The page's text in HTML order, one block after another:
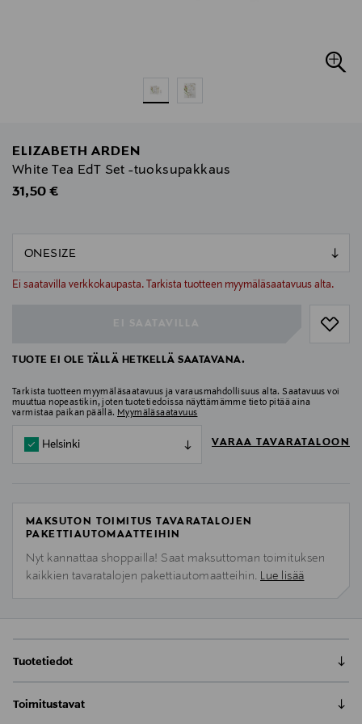
ELIZABETH ARDEN
White Tea EdT Set -tuoksupakkaus
Original Price
31,50 €
Ei saatavilla verkkokaupasta. Tarkista tuotteen myymäläsaatavuus alta.
null
TUOTE EI OLE TÄLLÄ HETKELLÄ SAATAVANA.
Tarkista tuotteen myymäläsaatavuus ja varausmahdollisuus alta. Saatavuus voi
muuttua nopeastikin, joten tuotetiedoissa näyttämämme tieto pitää aina
varmistaa paikan päällä. Myymäläsaatavuus
Helsinki VARAA TAVARATALOON
MAKSUTON TOIMITUS TAVARATALOJEN
PAKETTIAUTOMAATTEIHIN
Nyt kannattaa shoppailla! Saat maksuttoman toimituksen
kaikkien tavaratalojen pakettiautomaatteihin. Lue lisää
Tuotetiedot
harmoninen kokonaisuus, joka sisältää raikkaan Eau
Toimitustavat